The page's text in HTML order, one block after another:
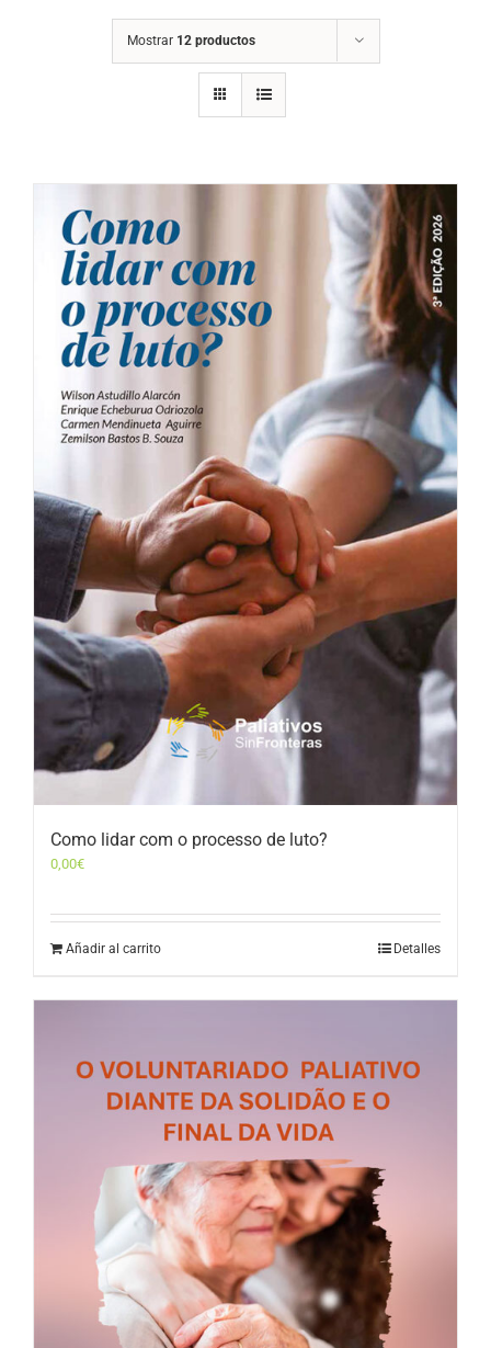
Mostrar 12 productos
Como lidar com o processo de luto?
0,00€
Añadir al carrito Detalles